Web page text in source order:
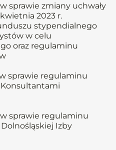
sprawie zmiany uchwały
2023 r.
stypendialnego
w celu
oraz regulaminu
sprawie regulaminu
Konsultantami
sprawie regulaminu
Izby